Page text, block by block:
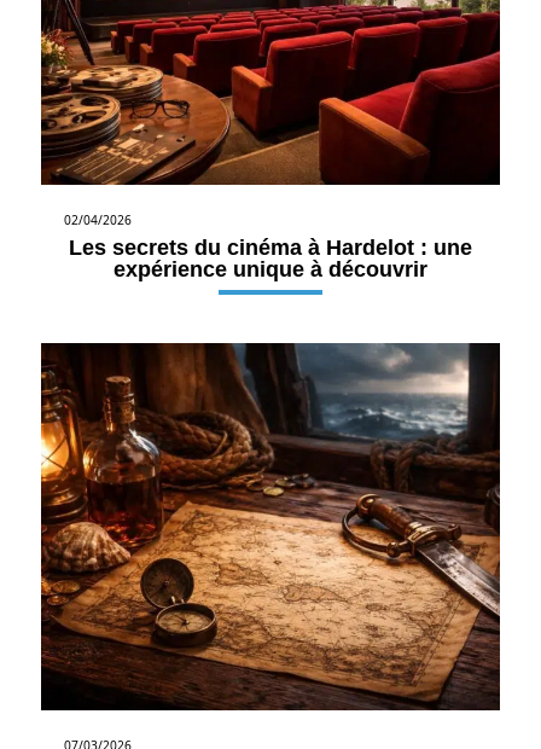
02/04/2026
Les secrets du cinéma à Hardelot : une
expérience unique à découvrir
07/03/2026